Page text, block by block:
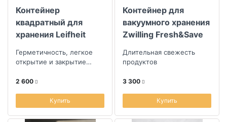
Скидка
Ширина (см)
Контейнер
квадратный для
хранения Leifheit
Герметичность, легкое
открытие и закрытие
2 600
Купить
Контейнер для
вакуумного хранения
Zwilling Fresh&Save
Длительная свежесть
продуктов
3 300
Купить